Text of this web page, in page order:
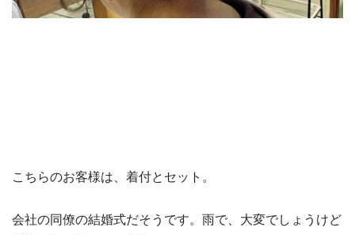
こちらのお客様は、着付とセット。
会社の同僚の結婚式だそうです。雨で、大変でしょうけど